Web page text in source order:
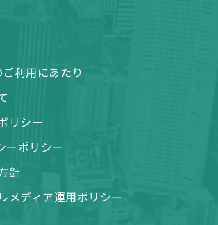
利用にあたり
リシー
ーポリシー
針
メディア運用ポリシー